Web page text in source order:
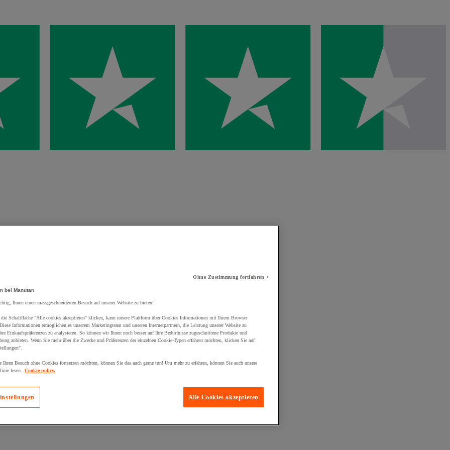
zum Warenkorb hinzugefügt:
Ohne Zustimmung fortfahren >
bei Manutan
Ihnen einen massgeschneiderten Besuch auf unserer Website zu bieten!
die Schaltfläche "Alle cookies akzeptieren" klicken, kann unsere Plattform über Cookies Informationen mit Ihrem Browser
Informationen ermöglichen es unserem Marketingteam und unseren Internetpartnern, die Leistung unserer Website zu
Einkaufspräferenzen zu analysieren. So können wir Ihnen noch besser auf Ihre Bedürfnisse zugeschnittene Produkte und
anbieten. Wenn Sie mehr über die Zwecke und Präferenzen der einzelnen Cookie-Typen erfahren möchten, klicken Sie auf
Ihren Besuch ohne Cookies fortsetzen möchten, können Sie das auch gerne tun! Um mehr zu erfahren, können Sie auch unsere
lesen.
Cookie policy.
Alle Cookies akzeptieren